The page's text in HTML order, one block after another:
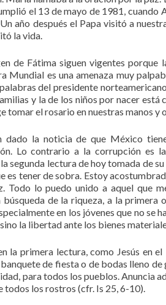
el 13 de mayo de 1981,
año después el Papa visitó a
la vida.
de Fátima siguen vigentes
Mundial es una amenaza muy
del presidente
y la de los niños por nacer
tomar el rosario en nuestras manos
dado la noticia de que México
Lo contrario a la corrupción es
segunda lectura de hoy tomada de
es tener de sobra. Estoy
Todo lo puedo unido a aquel que
de la riqueza, a la
en los jóvenes que no se
la libertad ante los bienes
la primera lectura, como Jesús en
de fiesta o de bodas lleno
para todos los pueblos. Anuncia
todos los rostros (cfr. Is 25, 6-10).